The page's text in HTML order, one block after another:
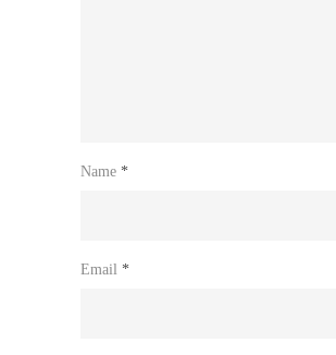
Name *
Email *